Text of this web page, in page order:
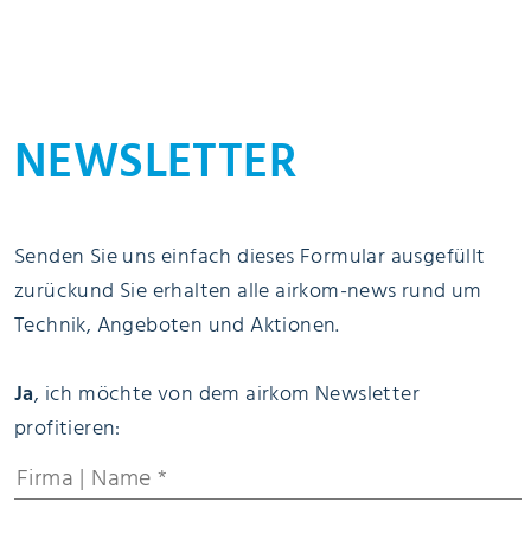
NEWSLETTER
Senden Sie uns einfach dieses Formular ausgefüllt
zurückund Sie erhalten alle airkom-news rund um
Technik, Angeboten und Aktionen.
Ja, ich möchte von dem airkom Newsletter
profitieren: